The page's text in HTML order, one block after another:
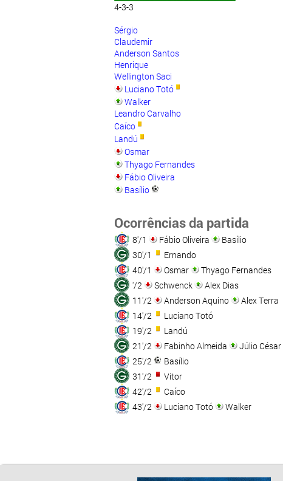
4-3-3
Sérgio
Claudemir
Anderson Santos
Henrique
Wellington Saci
Luciano Totó
Walker
Leandro Carvalho
Caíco
Landú
Osmar
Thyago Fernandes
Fábio Oliveira
Basílio
Ocorrências da partida
8'/1 Fábio Oliveira
Basílio
30'/1
Ernando
40'/1
Osmar
Thyago Fernandes
'/2
Schwenck
Alex Dias
11'/2
Anderson Aquino
Alex Terra
14'/2
Luciano Totó
19'/2
Landú
21'/2
Fabinho Almeida
Júlio César
25'/2
Basílio
31'/2
Vitor
42'/2
Caíco
43'/2
Luciano Totó Walker